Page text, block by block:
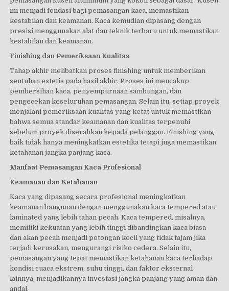
ini menjadi fondasi bagi pemasangan kaca, memastikan
kestabilan dan keamanan. Kaca kemudian dipasang dengan
presisi menggunakan alat dan teknik terbaru untuk memastikan
kestabilan dan keamanan.
Finishing dan Pemeriksaan Kualitas
Tahap akhir melibatkan proses finishing untuk memberikan
sentuhan estetis pada hasil akhir. Proses ini mencakup
pembersihan kaca, penyempurnaan sambungan, dan
pengecekan keseluruhan pemasangan. Selain itu, setiap proyek
menjalani pemeriksaan kualitas yang ketat untuk memastikan
bahwa semua standar keamanan dan kualitas terpenuhi
sebelum proyek diserahkan kepada pelanggan. Finishing yang
baik tidak hanya meningkatkan estetika tetapi juga memastikan
ketahanan jangka panjang kaca.
Manfaat Pemasangan Kaca Profesional
Keamanan dan Ketahanan
Kaca yang dipasang secara profesional meningkatkan
keamanan bangunan dengan menggunakan kaca tempered atau
laminated yang lebih tahan pecah. Kaca tempered, misalnya,
memiliki kekuatan yang lebih tinggi dibandingkan kaca biasa
dan akan pecah menjadi potongan kecil yang tidak tajam jika
terjadi kerusakan, mengurangi risiko cedera. Selain itu,
pemasangan yang tepat memastikan ketahanan kaca terhadap
kondisi cuaca ekstrem, suhu tinggi, dan faktor eksternal
lainnya, menjadikannya investasi jangka panjang yang aman dan
andal.